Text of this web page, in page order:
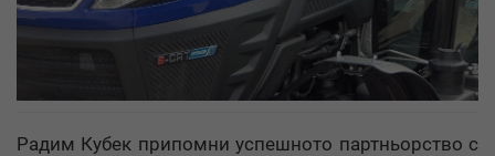
Радим Кубек припомни успешното партньорство с